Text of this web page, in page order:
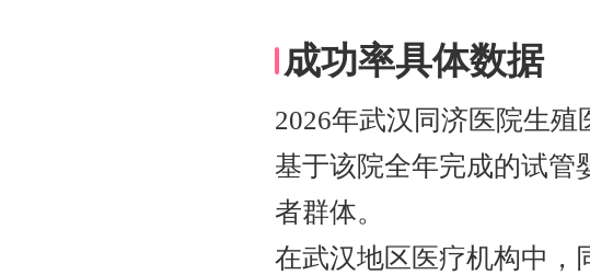
成功率具体数据
2026年武汉同济医院生
基于该院全年完成的试管
者群体。
在武汉地区医疗机构中，